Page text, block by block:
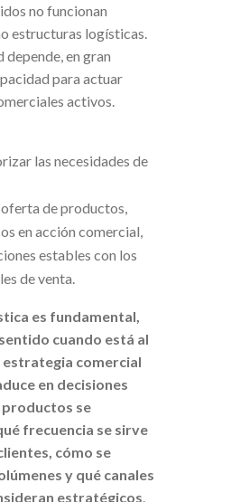
no funcionan
estructuras logísticas.
en gran
para actuar
activos.
las necesidades de
de productos,
en acción comercial,
estables con los
de venta.
es fundamental,
cuando está al
estrategia comercial
en decisiones
se
frecuencia se sirve
cómo se
y qué canales
estratégicos.